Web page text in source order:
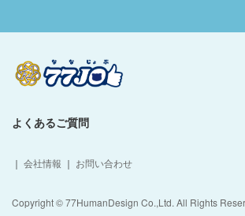
よくあるご質問
｜ 会社情報 ｜ お問い合わせ
Copyright © 77HumanDesign Co.,Ltd. All Rights